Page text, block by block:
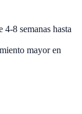
8 semanas hasta
mayor en